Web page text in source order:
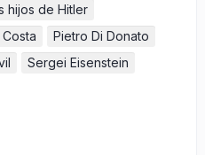
hijos de Hitler
Pietro Di Donato
Sergei Eisenstein